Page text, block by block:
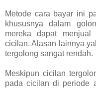
Metode cara bayar ini
khususnya dalam
mereka dapat
cicilan. Alasan lainnya
tergolong sangat rendah.
Meskipun cicilan
pada cicilan di periode